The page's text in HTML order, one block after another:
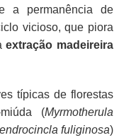
a permanência de
vicioso, que piora
extração madeireira
típicas de florestas
(Myrmotherula
fuliginosa)